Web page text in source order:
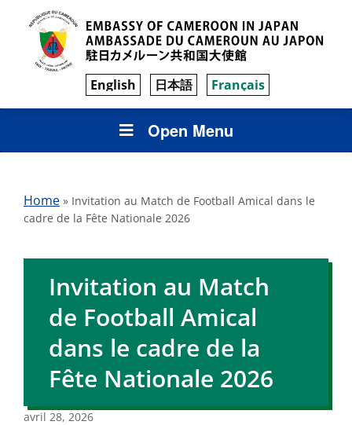
English 日本語 Français
Open Menu
Home » Invitation au Match de Football Amical dans le
cadre de la Fête Nationale 2026
Invitation au Match
de Football Amical
dans le cadre de la
Fête Nationale 2026
avril 28, 2026